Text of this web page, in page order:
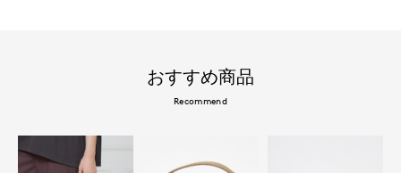
おすすめ商品
Recommend